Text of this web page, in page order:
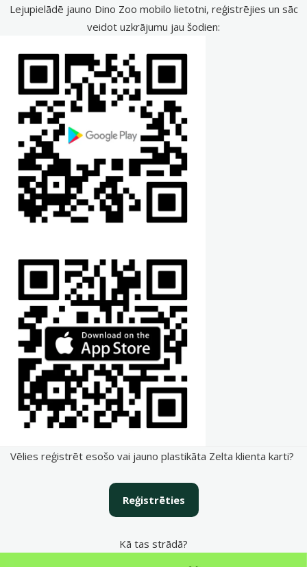
Lejupielādē jauno Dino Zoo mobilo lietotni, reģistrējies un sāc
veidot uzkrājumu jau šodien:
Vēlies reģistrēt esošo vai jauno plastikāta Zelta klienta karti?
Reģistrēties
Kā tas strādā?